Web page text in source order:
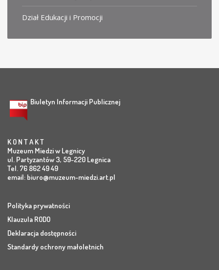
Dział Edukacji i Promocji
Biuletyn Informacji Publicznej
K O N T A K T
Muzeum Miedzi w Legnicy
ul. Partyzantów 3, 59-220 Legnica
Tel. 76 862 49 49
email: biuro@muzeum-miedzi.art.pl
Polityka prywatności
Klauzula RODO
Deklaracja dostępności
Standardy ochrony małoletnich